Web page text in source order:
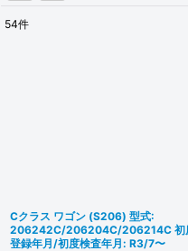
54件
Cクラス ワゴン (S206) 型式:
206242C/206204C/206214C 初
登録年月/初度検査年月: R3/7〜